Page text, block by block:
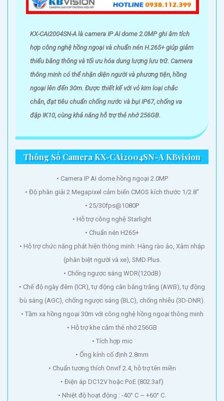
KX-CAi2004SN-A là camera IP AI dome 2.0MP ghi âm tích
hợp công nghệ hồng ngoại và chuẩn nén H.265+ giúp giảm
thiểu băng thông và tối ưu hóa dung lượng lưu trữ. Camera
thông minh có thể nhận diện người và phương tiện, hồng
ngoại lên đến 30m. Được thiết kế với vỏ kim loại chắc
chắn, đạt tiêu chuẩn chống nước và bụi IP67, chống va
đập IK10, cùng khả năng hỗ trợ thẻ nhớ 256GB.
Thông Số Camera KX-CAi2004SN-A KBvision
• Camera IP AI dome hồng ngoại 2.0MP
• Độ phân giải 2 Megapixel cảm biến CMOS kích thước 1/2.8”
• 25/30fps@1080P
• Hỗ trợ công nghệ Starlight
• Chuẩn nén H265+
• Hỗ trợ chức năng phát hiện thông minh: Hàng rào ảo, Xâm nhập
(phân biệt người và xe), SMD Plus.
• Chống ngược sáng WDR(120dB)
• Chế độ ngày đêm (ICR), tự động cân bằng trắng (AWB), tự động
bù sáng (AGC), chống ngược sáng (BLC), chống nhiễu (3D-DNR).
• Tầm xa hồng ngoại 30m với công nghệ hồng ngoại thông minh
• Hỗ trợ khe cắm thẻ nhớ 256GB
• Tích hợp mic
• Ống kính cố định 2.8mm
• Chuẩn tương thích Onvif 2.4, hỗ trợ tên miền
• Điện áp DC12V hoặc PoE (802.3af)
• Nhiệt độ hoạt động : -40° C ~ +60° C.